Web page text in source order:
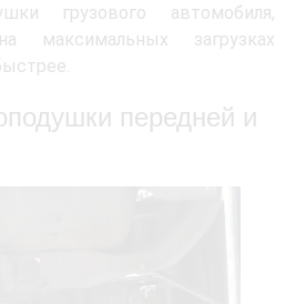
грузового автомобиля,
максимальных загрузках
передней и